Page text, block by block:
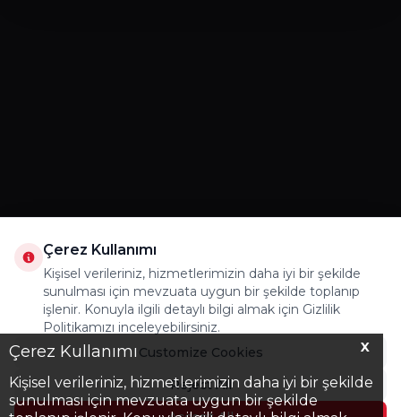
X
Çerez Kullanımı
Kişisel verileriniz, hizmetlerimizin daha iyi bir şekilde
sunulması için mevzuata uygun bir şekilde
Çerez Kullanımı
Kişisel verileriniz, hizmetlerimizin daha iyi bir şekilde
sunulması için mevzuata uygun bir şekilde toplanıp
işlenir. Konuyla ilgili detaylı bilgi almak için Gizlilik
Politikamızı inceleyebilirsiniz.
Customize Cookies
Reject All